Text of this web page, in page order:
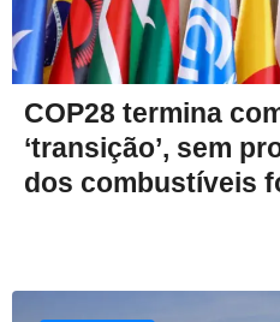
COP28 termina
‘transição’, sem
dos combustíveis